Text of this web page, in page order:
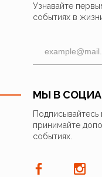
Узнавайте
событиях в
МЫ В
Подписывайтесь
принимайте
событиях.